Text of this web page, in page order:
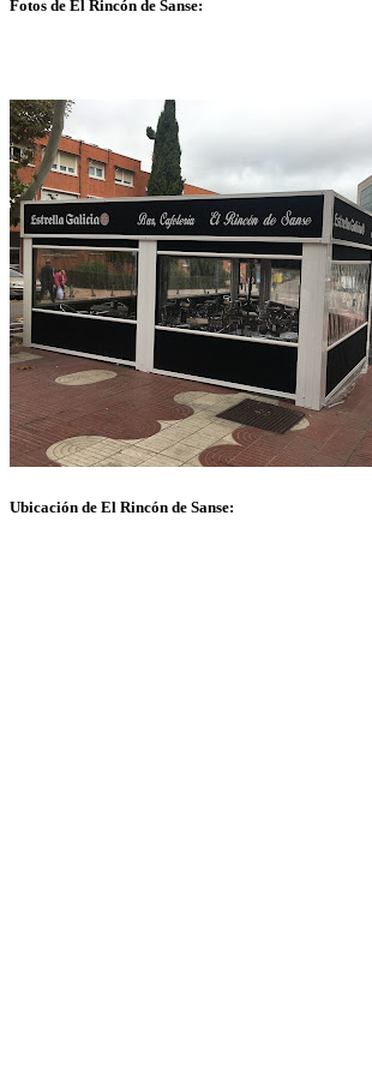
Fotos de El Rincón de Sanse:
Ubicación de El Rincón de Sanse: